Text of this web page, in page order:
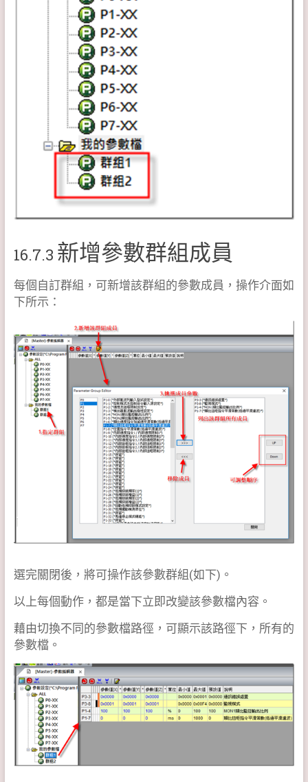
16.7.3 新增參數群組成員
每個自訂群組，可新增該群組的參數成員，操作介面如
下所示：
選完關閉後，將可操作該參數群組(如下)。
以上每個動作，都是當下立即改變該參數檔內容。
藉由切換不同的參數檔路徑，可顯示該路徑下，所有的
參數檔。